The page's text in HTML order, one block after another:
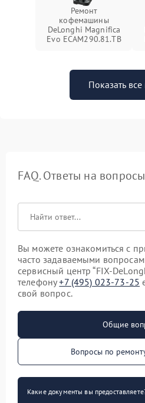
Ремонт
кофемашины
DeLonghi Magnifica
Evo ECAM290.81.TB
Показать
FAQ. Ответы на вопросы
Вы можете ознакомиться с
часто задаваемыми
сервисный центр “FIX-
телефону+7 (495) 023-73-25
свой вопрос.
Общие
Вопросы по
Какие документы вы